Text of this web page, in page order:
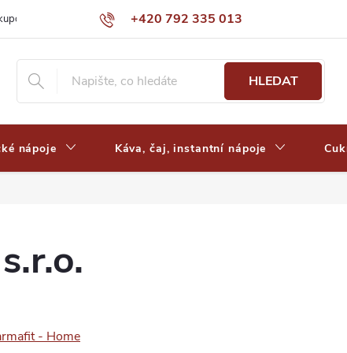
+420 792 335 013
Výdejní místa a ceny dopravy Často kladené otázky
HLEDAT
nápoje Káva, čaj, instantní nápoje
- Home